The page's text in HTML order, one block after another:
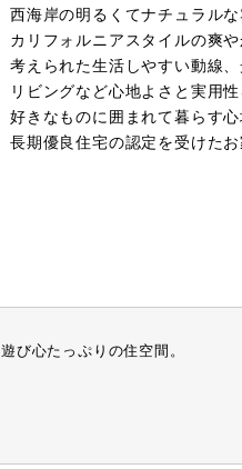
西海岸の明るくてナチュラル
カリフォルニアスタイルの爽
考えられた生活しやすい動線
リビングなど心地よさと実用
好きなものに囲まれて暮らす
長期優良住宅の認定を受けた
遊び心たっぷりの住空間。